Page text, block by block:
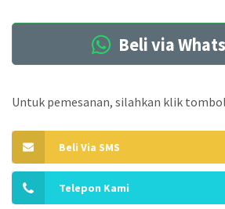
Beli via
Untuk pemesanan, silahkan klik
Beli Via SMS
Telepon Kami